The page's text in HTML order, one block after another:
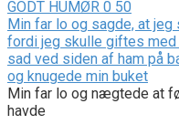
GODT HUMØR 0 50
Min far lo og sagde, at
fordi jeg skulle giftes
sad ved siden af ham på
og knugede min buket
Min far lo og nægtede at
havde